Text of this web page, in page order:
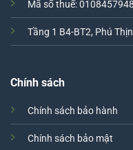
Mã số thuế: 0108457948
Tầng 1 B4-BT2, Phú
Chính sách
Chính sách bảo hành
Chính sách bảo mật